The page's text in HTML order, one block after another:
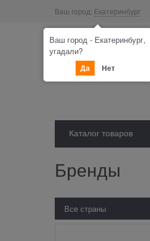
Ваш город: Екатеринбург
Каталог товаров
Бренды
Ваш город - Екатеринбург,
угадали?
Да Нет